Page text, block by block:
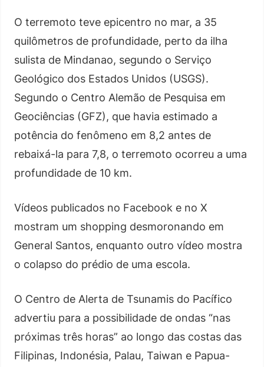
O terremoto teve epicentro no mar, a 35
quilômetros de profundidade, perto da ilha
sulista de Mindanao, segundo o Serviço
Geológico dos Estados Unidos (USGS).
Segundo o Centro Alemão de Pesquisa em
Geociências (GFZ), que havia estimado a
potência do fenômeno em 8,2 antes de
rebaixá-la para 7,8, o terremoto ocorreu a uma
profundidade de 10 km.
Vídeos publicados no Facebook e no X
mostram um shopping desmoronando em
General Santos, enquanto outro vídeo mostra
o colapso do prédio de uma escola.
O Centro de Alerta de Tsunamis do Pacífico
advertiu para a possibilidade de ondas “nas
próximas três horas” ao longo das costas das
Filipinas, Indonésia, Palau, Taiwan e Papua-